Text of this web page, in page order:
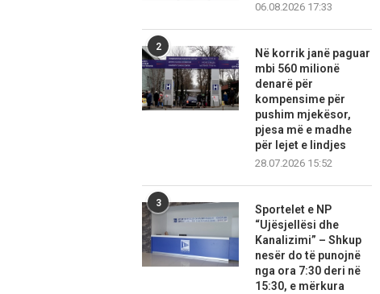
06.08.2026 17:33
2
Në korrik janë paguar
mbi 560 milionë
denarë për
kompensime për
pushim mjekësor,
pjesa më e madhe
për lejet e lindjes
28.07.2026 15:52
3
Sportelet e NP
“Ujësjellësi dhe
Kanalizimi” – Shkup
nesër do të punojnë
nga ora 7:30 deri në
15:30, e mërkura